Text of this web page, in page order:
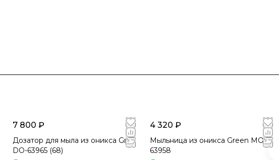
7 800 ₽
Дозатор для мыла из оникса Grey
DO-63965 (68)
4 320 ₽
Мыльница из оникса Green MO-
63958